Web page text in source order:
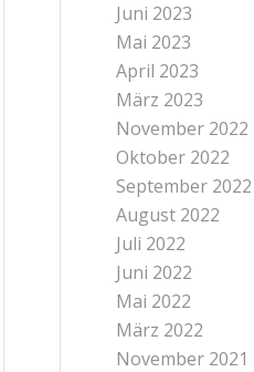
Juni 2023
Mai 2023
April 2023
März 2023
November 2022
Oktober 2022
September 2022
August 2022
Juli 2022
Juni 2022
Mai 2022
März 2022
November 2021